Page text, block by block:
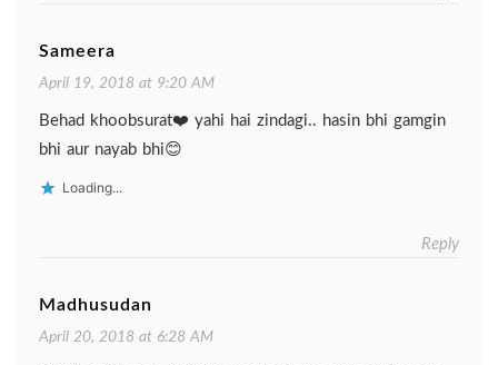
Sameera
April 19, 2018 at 9:20 AM
Behad khoobsurat❤️ yahi hai zindagi.. hasin bhi gamgin
bhi aur nayab bhi😊
Loading...
Reply
Madhusudan
April 20, 2018 at 6:28 AM